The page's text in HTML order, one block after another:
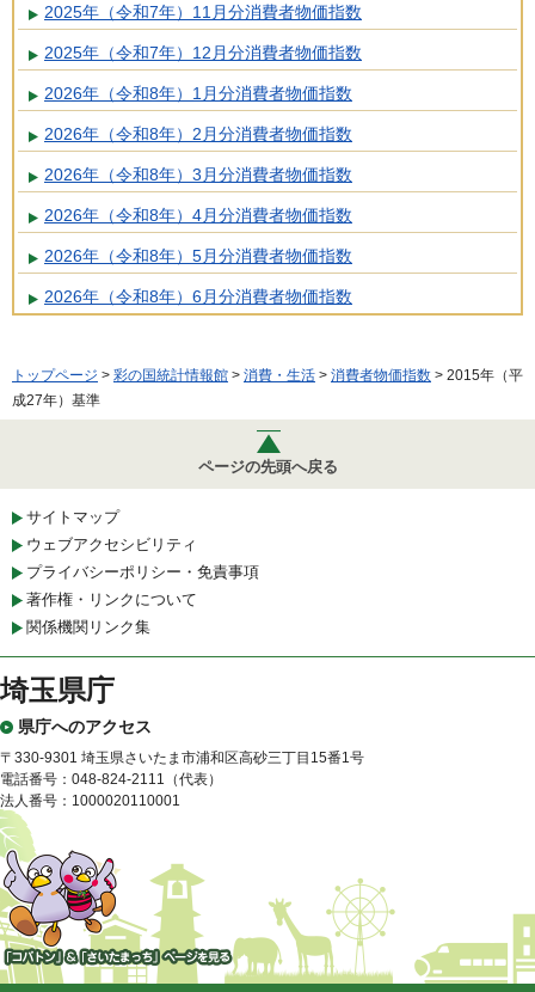
2025年（令和7年）11月分消費者物価指数
2025年（令和7年）12月分消費者物価指数
2026年（令和8年）1月分消費者物価指数
2026年（令和8年）2月分消費者物価指数
2026年（令和8年）3月分消費者物価指数
2026年（令和8年）4月分消費者物価指数
2026年（令和8年）5月分消費者物価指数
2026年（令和8年）6月分消費者物価指数
トップページ > 彩の国統計情報館 > 消費・生活 > 消費者物価指数 > 2015年（平
成27年）基準
ページの先頭へ戻る
サイトマップ
ウェブアクセシビリティ
プライバシーポリシー・免責事項
著作権・リンクについて
関係機関リンク集
埼玉県庁
県庁へのアクセス
〒330-9301 埼玉県さいたま市浦和区高砂三丁目15番1号
電話番号：048-824-2111（代表）
法人番号：1000020110001
「コバトン」&「さいたまっ